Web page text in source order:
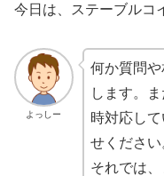
今日は、ステーブルコ
よっしー
何か質問
します。
時対応し
せください
それでは